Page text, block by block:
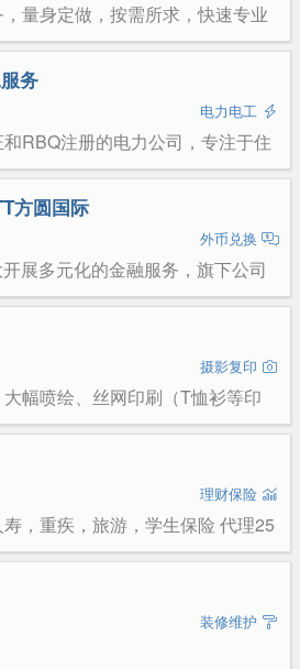
量身定做，按需所求，快速专业
务
电力电工
RBQ注册的电力公司，专注于住
，质量第一，收费亲民。电话：
方圆国际
外币兑换
展多元化的金融服务，旗下公司
业务涵盖外汇交易、国际汇款、
产管理、基金投资等，为优质客
效和专业的金融服务。 最优汇率
加元、美元、人民币、港币和欧
，具备最优的银行间批发汇率，
同时提供24小时在线外汇交易服
的外汇兑换体验。 大额汇款 • 快
进出口企业和客户提供离岸人民币
远期合约和汇率风险对冲服务，
业价值。
摄影复印
幅喷绘、丝网印刷（T恤衫等印
理财保险
，重疾，旅游，学生保险 代理25
装修维护